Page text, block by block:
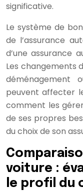
significative.
Le système de
de l’assurance
d’une assurance
Les changements
déménagement
peuvent affecter
comment les
de ses propres
du choix de son
voiture :
le profil du